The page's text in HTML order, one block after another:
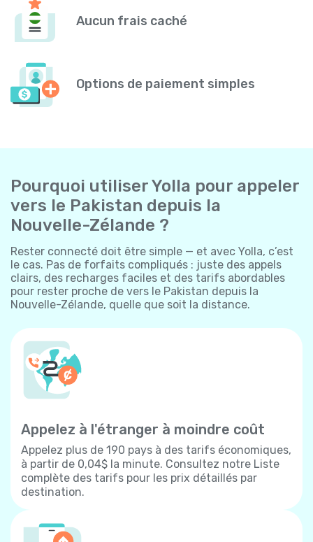
Aucun frais caché
Options de paiement simples
Pourquoi utiliser Yolla pour appeler
vers le Pakistan depuis la
Nouvelle-Zélande ?
Rester connecté doit être simple — et avec Yolla, c’est
le cas. Pas de forfaits compliqués : juste des appels
clairs, des recharges faciles et des tarifs abordables
pour rester proche de vers le Pakistan depuis la
Nouvelle-Zélande, quelle que soit la distance.
Appelez à l'étranger à moindre coût
Appelez plus de 190 pays à des tarifs économiques,
à partir de 0,04$ la minute. Consultez notre Liste
complète des tarifs pour les prix détaillés par
destination.